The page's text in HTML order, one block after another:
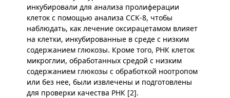
инкубировали для анализа пролиферации
клеток с помощью анализа CCK-8, чтобы
наблюдать, как лечение оксирацетамом влияет
на клетки, инкубированные в среде с низким
содержанием глюкозы. Кроме того, РНК клеток
микроглии, обработанных средой с низким
содержанием глюкозы с обработкой ноотропом
или без нее, были извлечены и подготовлены
для проверки качества РНК [2].